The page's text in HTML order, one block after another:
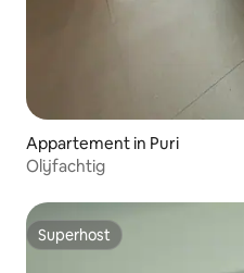
Appartement in Puri
Olijfachtig
Superhost
Superhost